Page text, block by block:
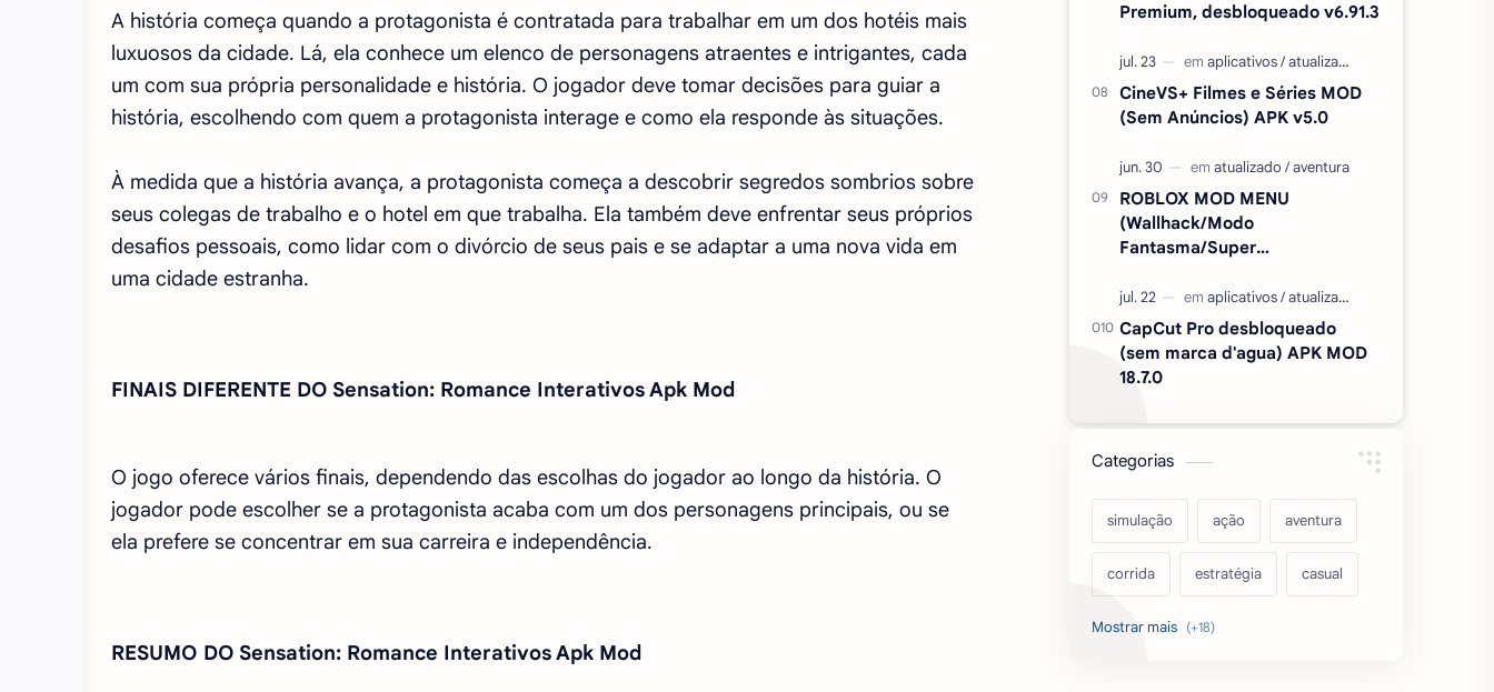
A história começa quando a protagonista é contratada para trabalhar em um dos hotéis mais
luxuosos da cidade. Lá, ela conhece um elenco de personagens atraentes e intrigantes, cada
um com sua própria personalidade e história. O jogador deve tomar decisões para guiar a
história, escolhendo com quem a protagonista interage e como ela responde às situações.
À medida que a história avança, a protagonista começa a descobrir segredos sombrios sobre
seus colegas de trabalho e o hotel em que trabalha. Ela também deve enfrentar seus próprios
desafios pessoais, como lidar com o divórcio de seus pais e se adaptar a uma nova vida em
uma cidade estranha.
FINAIS DIFERENTE DO Sensation: Romance Interativos Apk Mod
O jogo oferece vários finais, dependendo das escolhas do jogador ao longo da história. O
jogador pode escolher se a protagonista acaba com um dos personagens principais, ou se
ela prefere se concentrar em sua carreira e independência.
RESUMO DO Sensation: Romance Interativos Apk Mod
Premium, desbloqueado v6.91.3
CineVS+ Filmes e Séries MOD
(Sem Anúncios) APK v5.0
ROBLOX MOD MENU
(Wallhack/Modo
Fantasma/Super
CapCut Pro desbloqueado
(sem marca d'agua) APK MOD
18.7.0
Categorias
simulação ação aventura
corrida estratégia casual
acarde esportes